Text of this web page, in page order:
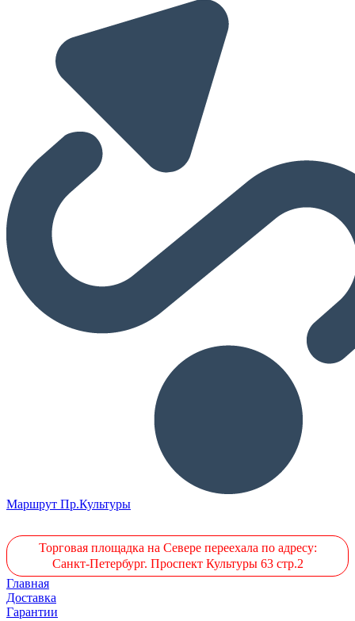
Маршрут Пр.Культуры
Торговая площадка на Севере переехала по адресу:
Санкт-Петербург. Проспект Культуры 63 стр.2
Главная
Доставка
Гарантии